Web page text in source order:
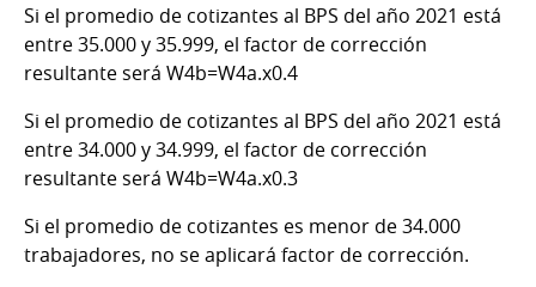
Si el promedio de cotizantes al BPS del año 2021 está
entre 35.000 y 35.999, el factor de corrección
resultante será W4b=W4a.x0.4
Si el promedio de cotizantes al BPS del año 2021 está
entre 34.000 y 34.999, el factor de corrección
resultante será W4b=W4a.x0.3
Si el promedio de cotizantes es menor de 34.000
trabajadores, no se aplicará factor de corrección.